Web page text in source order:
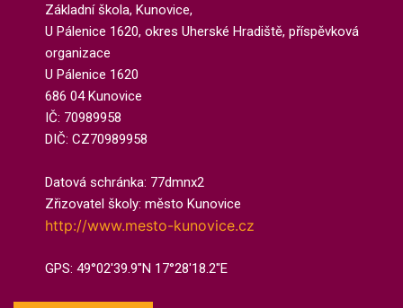
Základní škola, Kunovice,
U Pálenice 1620, okres Uherské Hradiště, příspěvková
organizace
U Pálenice 1620
686 04 Kunovice
IČ: 70989958
DIČ: CZ70989958
Datová schránka: 77dmnx2​
Zřizovatel školy: město Kunovice
http://www.mesto-kunovice.cz
GPS: 49°02'39.9"N 17°28'18.2"E